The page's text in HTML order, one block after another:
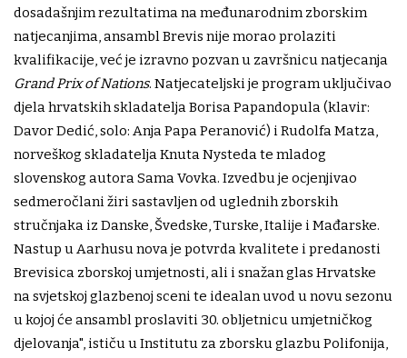
dosadašnjim rezultatima na međunarodnim zborskim
natjecanjima, ansambl Brevis nije morao prolaziti
kvalifikacije, već je izravno pozvan u završnicu natjecanja
Grand Prix of Nations. Natjecateljski je program uključivao
djela hrvatskih skladatelja Borisa Papandopula (klavir:
Davor Dedić, solo: Anja Papa Peranović) i Rudolfa Matza,
norveškog skladatelja Knuta Nysteda te mladog
slovenskog autora Sama Vovka. Izvedbu je ocjenjivao
sedmeročlani žiri sastavljen od uglednih zborskih
stručnjaka iz Danske, Švedske, Turske, Italije i Mađarske.
Nastup u Aarhusu nova je potvrda kvalitete i predanosti
Brevisica zborskoj umjetnosti, ali i snažan glas Hrvatske
na svjetskoj glazbenoj sceni te idealan uvod u novu sezonu
u kojoj će ansambl proslaviti 30. obljetnicu umjetničkog
djelovanja", ističu u Institutu za zborsku glazbu Polifonija,